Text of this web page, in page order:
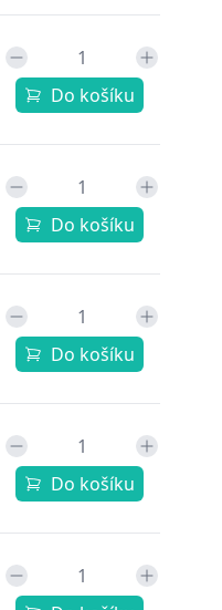
Do košíku
Do košíku
Do košíku
Do košíku